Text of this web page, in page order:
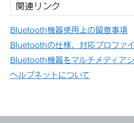
関連リンク
Bluetooth機器使用上の留意事項
Bluetoothの仕様、対応プロファ
Bluetooth機器をマルチメディア
ヘルプネットについて